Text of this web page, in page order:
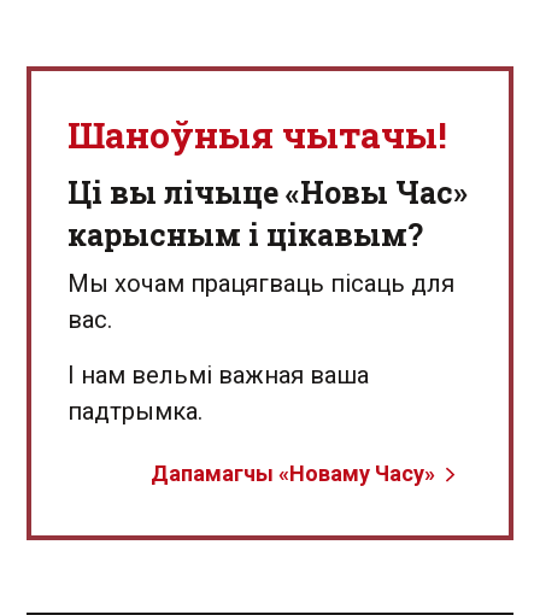
Шаноўныя чытачы!
Ці вы лічыце «Новы Час»
карысным і цікавым?
Мы хочам працягваць пісаць для
вас.
І нам вельмі важная ваша
падтрымка.
Дапамагчы «Новаму Часу»